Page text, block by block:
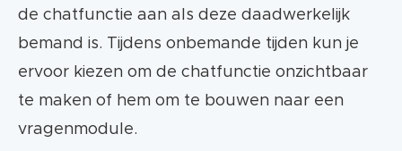
de chatfunctie aan als deze daadwerkelijk
bemand is. Tijdens onbemande tijden kun je
ervoor kiezen om de chatfunctie onzichtbaar
te maken of hem om te bouwen naar een
vragenmodule.